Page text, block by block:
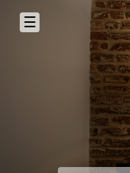
ANASAYFA
HAKKIMIZDA
RESTAURANT
GALERI